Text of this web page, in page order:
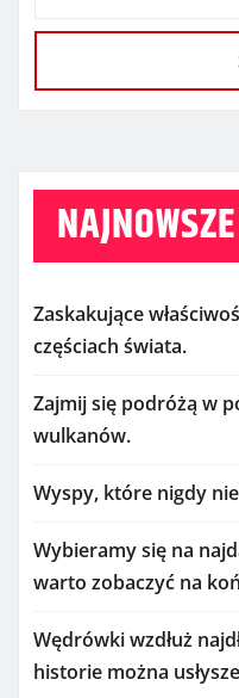
Zaskakujące
częściach świata.
Zajmij się podróżą w
wulkanów.
Wyspy, które nigdy
Wybieramy się na
warto zobaczyć na
Wędrówki wzdłuż
historie można